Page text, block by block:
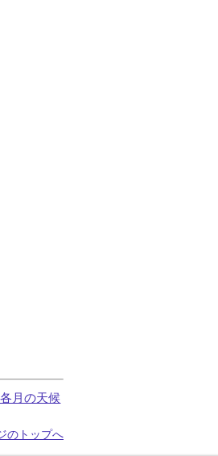
月の天候
のトップへ